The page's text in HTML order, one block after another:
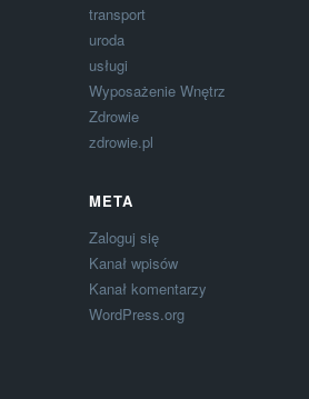
transport
uroda
usługi
Wyposażenie Wnętrz
Zdrowie
zdrowie.pl
META
Zaloguj się
Kanał wpisów
Kanał komentarzy
WordPress.org